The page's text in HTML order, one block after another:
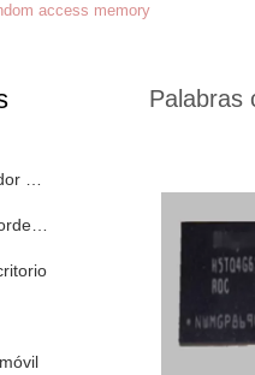
access memory
de la CPU
portátil
Palabras